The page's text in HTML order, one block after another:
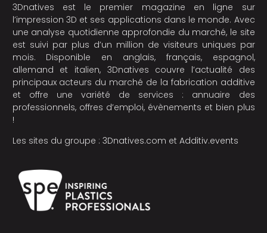
3Dnatives est le premier magazine en ligne sur
l’impression 3D et ses applications dans le monde. Avec
une analyse quotidienne approfondie du marché, le site
est suivi par plus d’un million de visiteurs uniques par
mois. Disponible en anglais, français, espagnol,
allemand et italien, 3Dnatives couvre l’actualité des
principaux acteurs du marché de la fabrication additive
et offre une variété de services : annuaire des
professionnels, offres d’emploi, évènements et bien plus
!
Les sites du groupe : 3Dnatives.com et Additiv.events